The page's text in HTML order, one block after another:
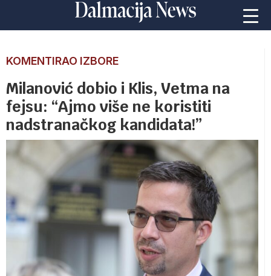
KOMENTIRAO IZBORE
Milanović dobio i Klis, Vetma na
fejsu: “Ajmo više ne koristiti
nadstranačkog kandidata!”